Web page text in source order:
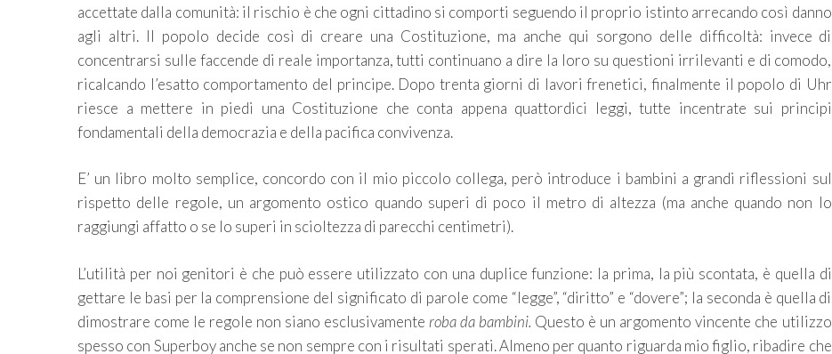
accettate dalla comunità: il rischio è che ogni cittadino si comporti seguendo il proprio istinto arrecando così danno
agli altri. Il popolo decide così di creare una Costituzione, ma anche qui sorgono delle difficoltà: invece di
concentrarsi sulle faccende di reale importanza, tutti continuano a dire la loro su questioni irrilevanti e di comodo,
ricalcando l’esatto comportamento del principe. Dopo trenta giorni di lavori frenetici, finalmente il popolo di Uhr
riesce a mettere in piedi una Costituzione che conta appena quattordici leggi, tutte incentrate sui principi
fondamentali della democrazia e della pacifica convivenza.
E’ un libro molto semplice, concordo con il mio piccolo collega, però introduce i bambini a grandi riflessioni sul
rispetto delle regole, un argomento ostico quando superi di poco il metro di altezza (ma anche quando non lo
raggiungi affatto o se lo superi in scioltezza di parecchi centimetri).
L’utilità per noi genitori è che può essere utilizzato con una duplice funzione: la prima, la più scontata, è quella di
gettare le basi per la comprensione del significato di parole come “legge”, “diritto” e “dovere”; la seconda è quella di
dimostrare come le regole non siano esclusivamente roba da bambini. Questo è un argomento vincente che utilizzo
spesso con Superboy anche se non sempre con i risultati sperati. Almeno per quanto riguarda mio figlio, ribadire che